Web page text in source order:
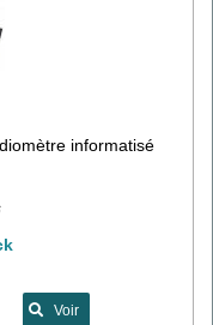
informatisé
Voir